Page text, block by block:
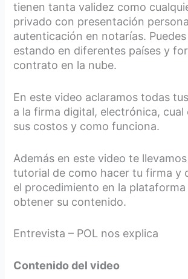
tienen tanta validez como
privado con presentación
autenticación en notarías.
estando en diferentes países y
contrato en la nube.
En este video aclaramos todas
a la firma digital, electrónica, cual
sus costos y como funciona.
Además en este video te
tutorial de como hacer tu firma y
el procedimiento en la plataforma
obtener su contenido.
Entrevista – POL nos explica
Contenido del video